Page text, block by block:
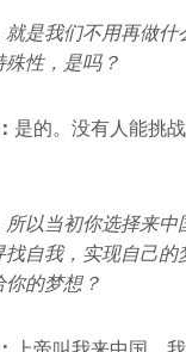
就是我们不用再做什
性，是吗？
： 是的。没有人能挑
所以当初你选择来中
找自我，实现自己的
你的梦想？